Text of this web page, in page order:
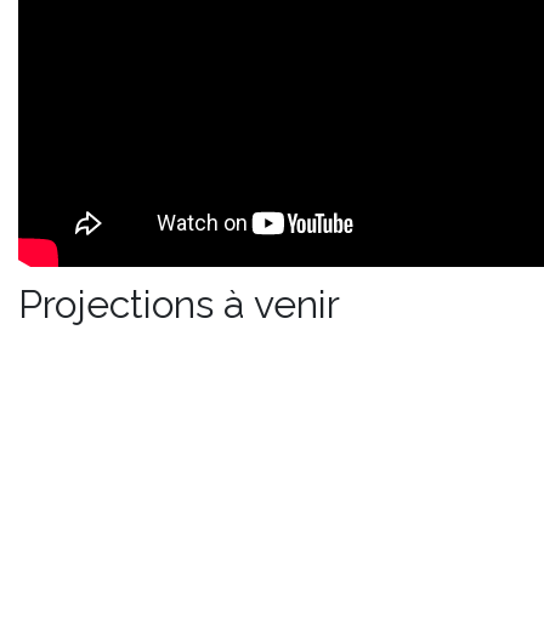
Projections à venir